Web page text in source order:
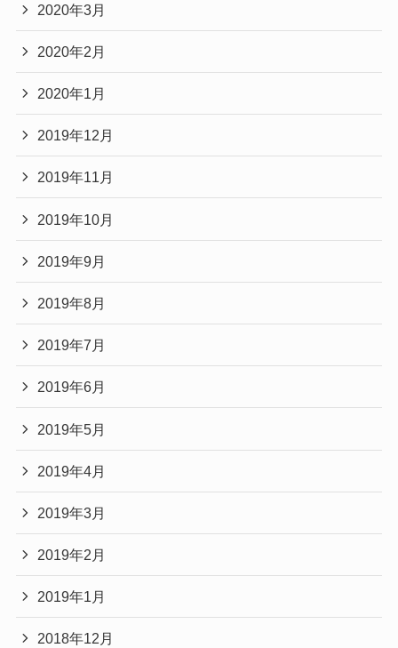
2020年3月
2020年2月
2020年1月
2019年12月
2019年11月
2019年10月
2019年9月
2019年8月
2019年7月
2019年6月
2019年5月
2019年4月
2019年3月
2019年2月
2019年1月
2018年12月